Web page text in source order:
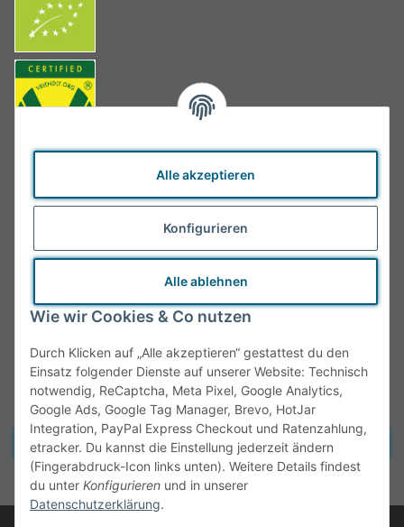
Alle akzeptieren
Konfigurieren
Alle ablehnen
Wie wir Cookies & Co nutzen
Durch Klicken auf „Alle akzeptieren“ gestattest du den
Einsatz folgender Dienste auf unserer Website: Technisch
notwendig, ReCaptcha, Meta Pixel, Google Analytics,
Google Ads, Google Tag Manager, Brevo, HotJar
Integration, PayPal Express Checkout und Ratenzahlung,
etracker. Du kannst die Einstellung jederzeit ändern
(Fingerabdruck-Icon links unten). Weitere Details findest
du unter Konfigurieren und in unserer
Datenschutzerklärung.
Vertrag widerrufen
* Alle Preise inkl. gesetzlicher MwSt., zzgl.Versand